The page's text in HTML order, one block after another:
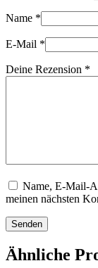
Name *
E-Mail *
Deine Rezension *
Name, E-Mail-
meinen nächsten
Senden
Ähnliche